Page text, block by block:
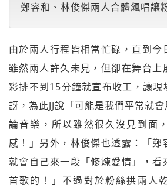
鄭容和、林俊傑兩人合體飆唱讓
由於兩人行程皆相當忙碌，直到今
雖然兩人許久未見，但卻在舞台上
彩排不到15分鐘就宣布收工，讓現
訝，為此JJ說「可能是我們平常就
論音樂，所以雖然很久沒見到面
感！」另外，林俊傑也透露：「鄭
就會自己來一段「修煉愛情」，看
首歌的！」不過對於粉絲拱兩人